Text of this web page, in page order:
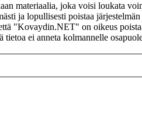
materiaalia, joka voisi loukata
ja lopullisesti poistaa
"Kovaydin.NET" on oikeus
ei anneta kolmannelle